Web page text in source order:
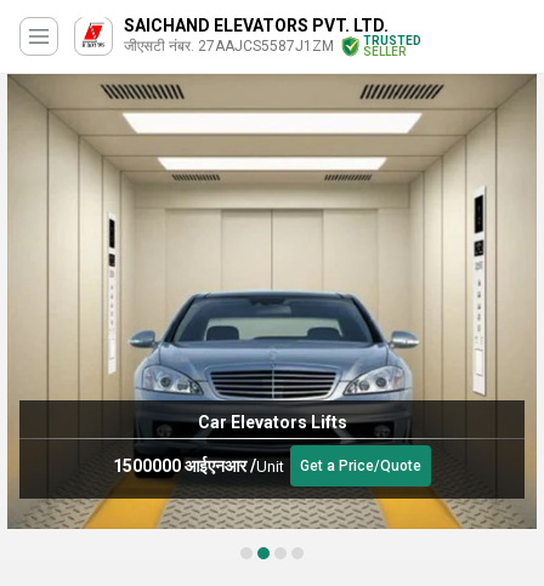
SAICHAND ELEVATORS PVT. LTD.
जीएसटी नंबर. 27AAJCS5587J1ZM
TRUSTED
SELLER
Car Elevators Lifts
1500000 आईएनआर/Unit Get a Price/Quote